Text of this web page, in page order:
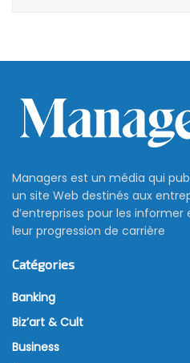
Managers est un média qui
un site Web destinés aux
d’entreprises pour les
leur progression de carrière
Catégories
Banking
Biz’art & Cult
Business